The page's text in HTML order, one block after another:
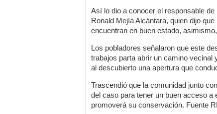
Así lo dio a conocer el responsable
Ronald Mejía Alcántara, quien dijo
encuentran en buen estado,
Los pobladores señalaron que este
trabajos parta abrir un camino
al descubierto una apertura que
Trascendió que la comunidad junto
del caso para tener un buen acceso
promoverá su conservación. Fuente